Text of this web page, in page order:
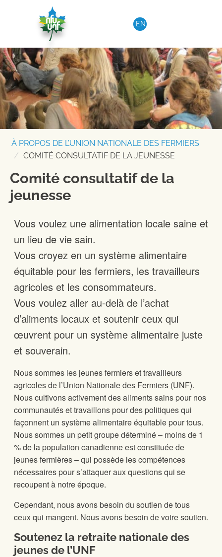
Aller au contenu
EN
À PROPOS DE L’UNION NATIONALE DES FERMIERS
COMITÉ CONSULTATIF DE LA JEUNESSE
Comité consultatif de la
jeunesse
Vous voulez une alimentation locale saine et
un lieu de vie sain.
Vous croyez en un système alimentaire
équitable pour les fermiers, les travailleurs
agricoles et les consommateurs.
Vous voulez aller au-delà de l’achat
d’aliments locaux et soutenir ceux qui
œuvrent pour un système alimentaire juste
et souverain.
Nous sommes les jeunes fermiers et travailleurs
agricoles de l’Union Nationale des Fermiers (UNF).
Nous cultivons activement des aliments sains pour nos
communautés et travaillons pour des politiques qui
façonnent un système alimentaire équitable pour tous.
Nous sommes un petit groupe déterminé – moins de 1
% de la population canadienne est constituée de
jeunes fermières – qui possède les compétences
nécessaires pour s’attaquer aux questions qui se
recoupent à notre époque.
Cependant, nous avons besoin du soutien de tous
ceux qui mangent. Nous avons besoin de votre soutien.
Soutenez la retraite nationale des
jeunes de l’UNF